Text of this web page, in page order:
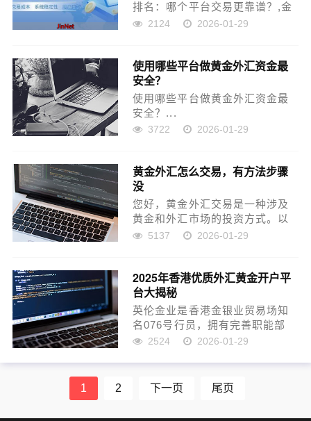
排名：哪个平台交易更靠谱？,金
荣,金业,交易所,伦敦金,美元指数,
2124 2026-01-29
使用哪些平台做黄金外汇资金最
安全？
使用哪些平台做黄金外汇资金最
安全？...
3722 2026-01-29
黄金外汇怎么交易，有方法步骤
没
您好，黄金外汇交易是一种涉及
黄金和外汇市场的投资方式。以
下是一些黄金外汇交易的基本步
平台：首先...
5137 2026-01-29
2025年香港优质外汇黄金开户平
台大揭秘
英伦金业是香港金银业贸易场知
名076号行员，拥有完善职能部
门，为投资者提供卓越技术支持
黄金、现货白银等贵金属产品买
2524 2026-01-29
1 2 下一页 尾页